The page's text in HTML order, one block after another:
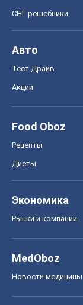
СНГ решебники
Авто
Тест Драйв
Акции
Food Oboz
Рецепты
Диеты
Экономика
Рынки и компании
MedOboz
Новости медицины